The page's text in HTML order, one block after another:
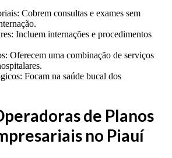
Cobrem consultas e exames sem
Incluem internações e procedimentos
Oferecem uma combinação de serviços
Focam na saúde bucal dos
de Planos
no Piauí